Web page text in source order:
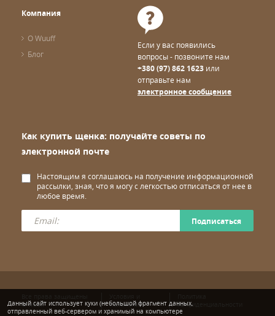
Компания
О Wuuff
Блог
Если у вас появились
вопросы - позвоните нам
+380 (97) 862 1623 или
отправьте нам
электронное сообщение
Как купить щенка: получайте советы по
электронной почте
Настоящим я соглашаюсь на получение информационной
рассылки, зная, что я могу с легкостью отписаться от нее в
любое время.
Подписаться
© wuuff
положения
конфиденциальности
Данный сайт использует куки (небольшой фрагмент данных,
отправленный веб-сервером и хранимый на компьютере